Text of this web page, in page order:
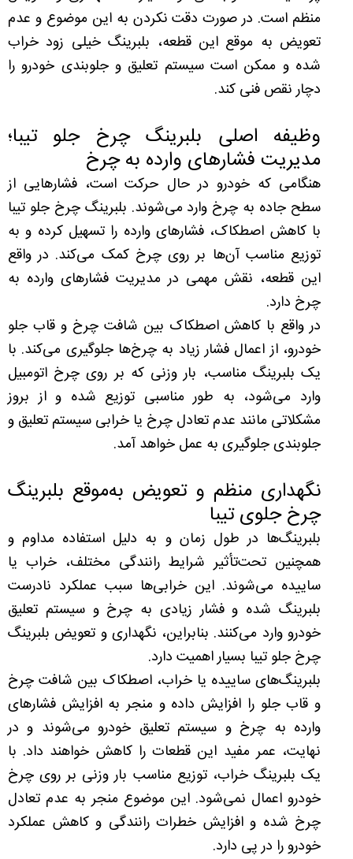
منظم است. در صورت دقت نکردن به این موضوع و عدم
تعویض به موقع این قطعه، بلبرینگ خیلی زود خراب
شده و ممکن است سیستم تعلیق و جلوبندی خودرو را
دچار نقص فنی کند.
وظیفه اصلی بلبرینگ چرخ جلو تیبا؛
مدیریت فشارهای وارده به چرخ
هنگامی که خودرو در حال حرکت است، فشارهایی از
سطح جاده به چرخ وارد می‌شوند. بلبرینگ چرخ جلو تیبا
با کاهش اصطکاک، فشارهای وارده را تسهیل کرده و به
توزیع مناسب آن‌ها بر روی چرخ کمک می‌کند. در واقع
این قطعه، نقش مهمی در مدیریت فشارهای وارده به
چرخ دارد.
در واقع با کاهش اصطکاک بین شافت چرخ و قاب جلو
خودرو، از اعمال فشار زیاد به چرخ‌ها جلوگیری می‌کند. با
یک بلبرینگ مناسب، بار وزنی که بر روی چرخ اتومبیل
وارد می‌شود، به طور مناسبی توزیع شده و از بروز
مشکلاتی مانند عدم تعادل چرخ یا خرابی سیستم تعلیق و
جلوبندی جلوگیری به عمل خواهد آمد.
نگهداری منظم و تعویض به‌موقع بلبرینگ
چرخ جلوی تیبا
بلبرینگ‌ها در طول زمان و به دلیل استفاده مداوم و
همچنین تحت‌تأثیر شرایط رانندگی مختلف، خراب یا
ساییده می‌شوند. این خرابی‌ها سبب عملکرد نادرست
بلبرینگ شده و فشار زیادی به چرخ و سیستم تعلیق
خودرو وارد می‌کنند. بنابراین، نگهداری و تعویض بلبرینگ
چرخ جلو تیبا بسیار اهمیت دارد.
بلبرینگ‌های ساییده یا خراب، اصطکاک بین شافت چرخ
و قاب جلو را افزایش داده و منجر به افزایش فشارهای
وارده به چرخ و سیستم تعلیق خودرو می‌شوند و در
نهایت، عمر مفید این قطعات را کاهش خواهند داد. با
یک بلبرینگ‌ خراب، توزیع مناسب بار وزنی بر روی چرخ
خودرو اعمال نمی‌شود. این موضوع منجر به عدم تعادل
چرخ شده و افزایش خطرات رانندگی و کاهش عملکرد
خودرو را در پی دارد.